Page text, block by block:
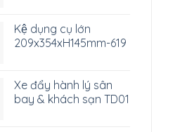
Kệ dụng cụ lớn
209x354xH145mm-619
Xe đẩy hành lý sân
bay & khách sạn TD01